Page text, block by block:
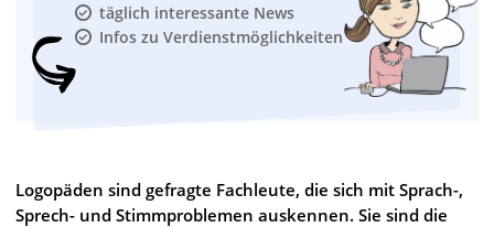
täglich interessante News
Infos zu Verdienstmöglichkeiten
Logopäden sind gefragte Fachleute, die sich mit Sprach-,
Sprech- und Stimmproblemen auskennen. Sie sind die